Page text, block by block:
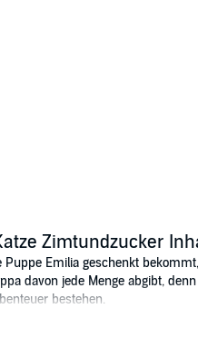
Zimtundzucker
Emilia geschenkt
davon jede Menge abgibt,
bestehen.